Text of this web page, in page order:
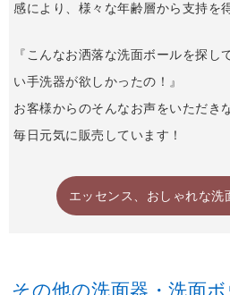
感により、様々な年齢層から支持を
『こんなお洒落な洗面ボールを探
い手洗器が欲しかったの！』
お客様からのそんなお声をいただき
毎日元気に販売しています！
エッセンス、おしゃれな洗